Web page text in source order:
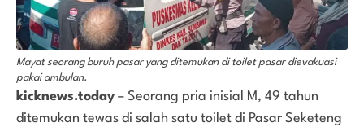
Mayat seorang buruh pasar yang ditemukan di toilet pasar dievakuasi
pakai ambulan.
kicknews.today – Seorang pria inisial M, 49 tahun
ditemukan tewas di salah satu toilet di Pasar Seketeng